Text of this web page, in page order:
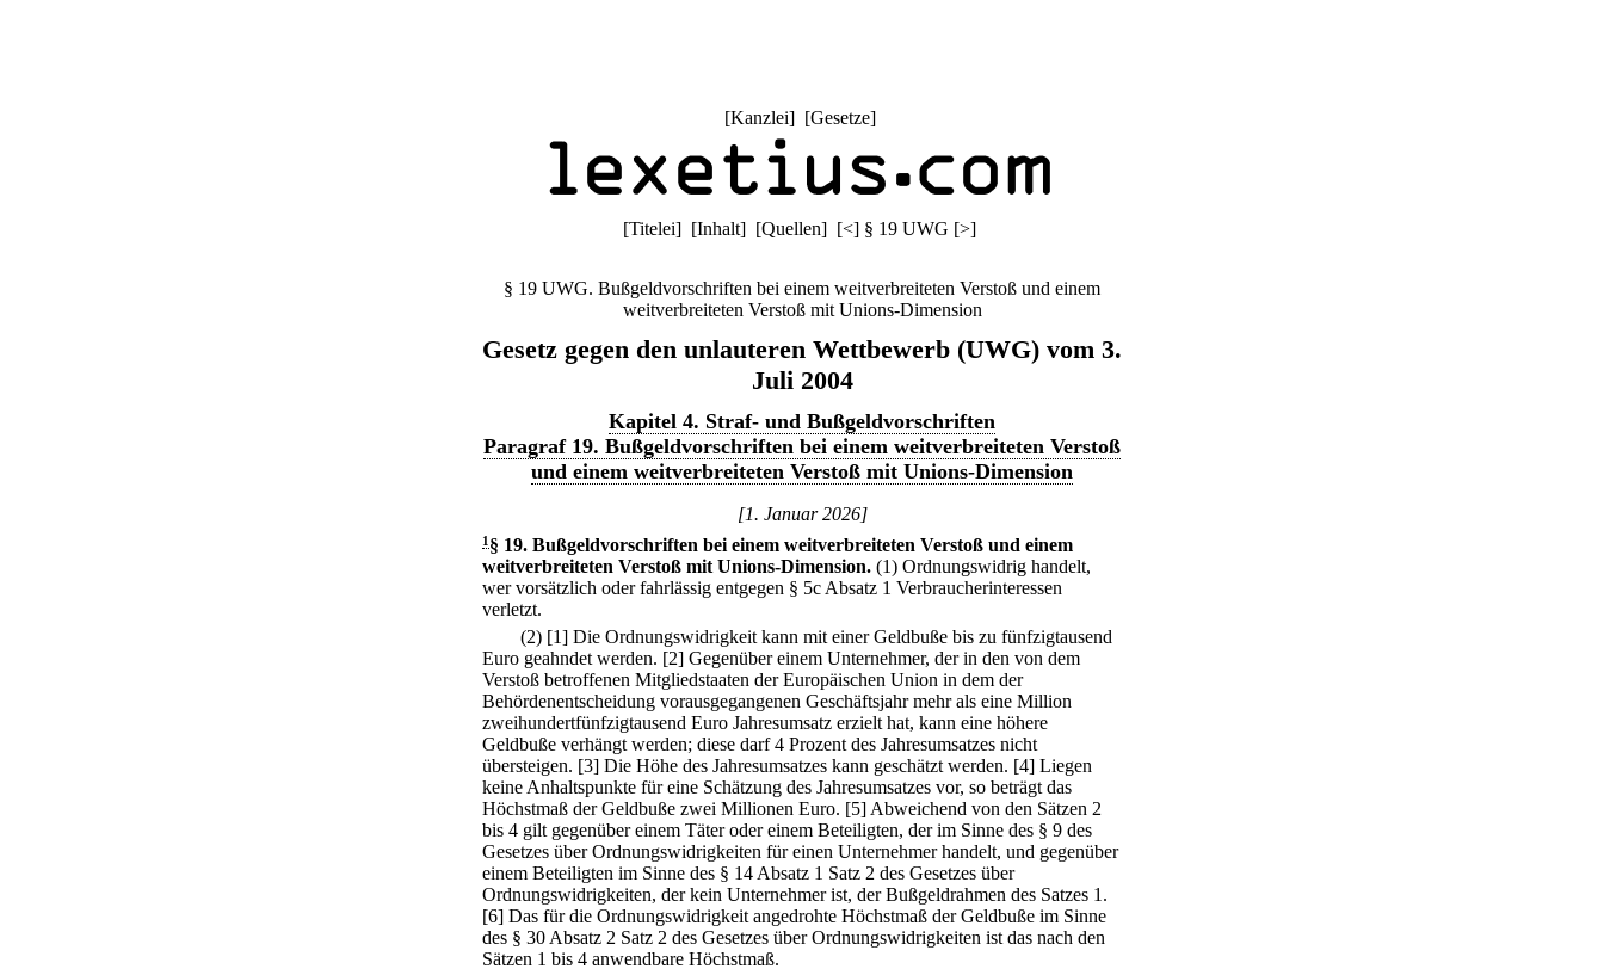
[Kanzlei] [Gesetze]
[Titelei] [Inhalt] [Quellen] [<] § 19 UWG [>]
§ 19 UWG. Bußgeldvorschriften bei einem weitverbreiteten Verstoß und einem
weitverbreiteten Verstoß mit Unions-Dimension
Gesetz gegen den unlauteren Wettbewerb (UWG) vom 3.
Juli 2004
Kapitel 4. Straf- und Bußgeldvorschriften
Paragraf 19. Bußgeldvorschriften bei einem weitverbreiteten Verstoß
und einem weitverbreiteten Verstoß mit Unions-Dimension
[1. Januar 2026]
1 § 19. Bußgeldvorschriften bei einem weitverbreiteten Verstoß und einem
weitverbreiteten Verstoß mit Unions-Dimension. (1) Ordnungswidrig handelt,
wer vorsätzlich oder fahrlässig entgegen § 5c Absatz 1 Verbraucherinteressen
verletzt.
(2) [1] Die Ordnungswidrigkeit kann mit einer Geldbuße bis zu fünfzigtausend
Euro geahndet werden. [2] Gegenüber einem Unternehmer, der in den von dem
Verstoß betroffenen Mitgliedstaaten der Europäischen Union in dem der
Behördenentscheidung vorausgegangenen Geschäftsjahr mehr als eine Million
zweihundertfünfzigtausend Euro Jahresumsatz erzielt hat, kann eine höhere
Geldbuße verhängt werden; diese darf 4 Prozent des Jahresumsatzes nicht
übersteigen. [3] Die Höhe des Jahresumsatzes kann geschätzt werden. [4] Liegen
keine Anhaltspunkte für eine Schätzung des Jahresumsatzes vor, so beträgt das
Höchstmaß der Geldbuße zwei Millionen Euro. [5] Abweichend von den Sätzen 2
bis 4 gilt gegenüber einem Täter oder einem Beteiligten, der im Sinne des § 9 des
Gesetzes über Ordnungswidrigkeiten für einen Unternehmer handelt, und gegenüber
einem Beteiligten im Sinne des § 14 Absatz 1 Satz 2 des Gesetzes über
Ordnungswidrigkeiten, der kein Unternehmer ist, der Bußgeldrahmen des Satzes 1.
[6] Das für die Ordnungswidrigkeit angedrohte Höchstmaß der Geldbuße im Sinne
des § 30 Absatz 2 Satz 2 des Gesetzes über Ordnungswidrigkeiten ist das nach den
Sätzen 1 bis 4 anwendbare Höchstmaß.